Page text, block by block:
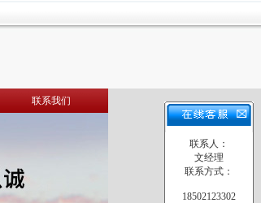
联系我们
联系人：
文经理
联系方式：
18502123302